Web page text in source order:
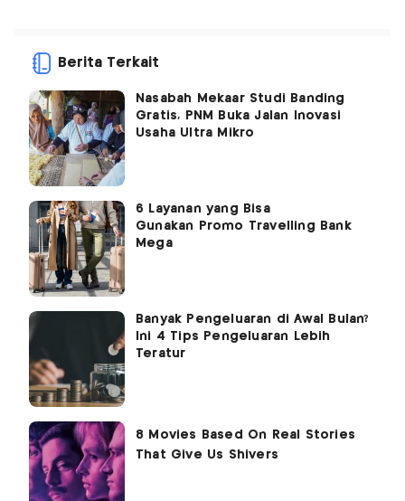
Berita Terkait
Nasabah Mekaar Studi Banding
Gratis, PNM Buka Jalan Inovasi
Usaha Ultra Mikro
6 Layanan yang Bisa
Gunakan Promo Travelling Bank
Mega
Banyak Pengeluaran di Awal Bulan?
Ini 4 Tips Pengeluaran Lebih
Teratur